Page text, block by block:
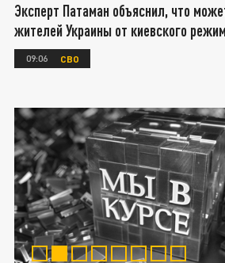
Эксперт Патаман объяснил, что
жителей Украины от киевского
09:06 СВО